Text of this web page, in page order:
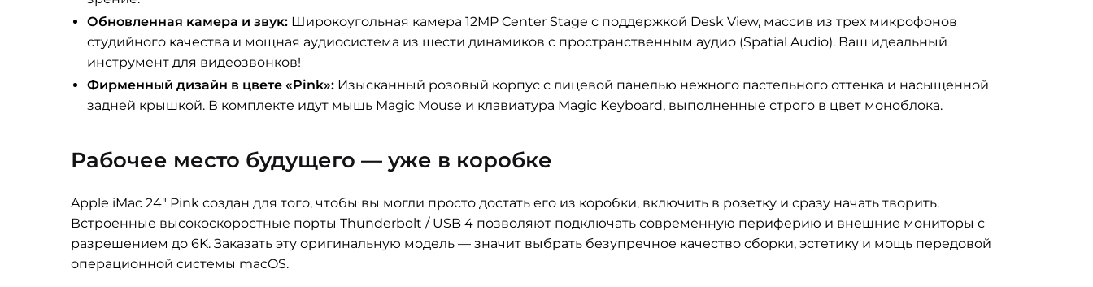
Обновленная камера и звук: Широкоугольная камера 12MP Center Stage с поддержкой Desk View, массив из трех микрофонов
студийного качества и мощная аудиосистема из шести динамиков с пространственным аудио (Spatial Audio). Ваш идеальный
инструмент для видеозвонков!
Фирменный дизайн в цвете «Pink»: Изысканный розовый корпус с лицевой панелью нежного пастельного оттенка и насыщенной
задней крышкой. В комплекте идут мышь Magic Mouse и клавиатура Magic Keyboard, выполненные строго в цвет моноблока.
Рабочее место будущего — уже в коробке
Apple iMac 24″ Pink создан для того, чтобы вы могли просто достать его из коробки, включить в розетку и сразу начать творить.
Встроенные высокоскоростные порты Thunderbolt / USB 4 позволяют подключать современную периферию и внешние мониторы с
разрешением до 6K. Заказать эту оригинальную модель — значит выбрать безупречное качество сборки, эстетику и мощь передовой
операционной системы macOS.